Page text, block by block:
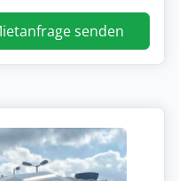
senden